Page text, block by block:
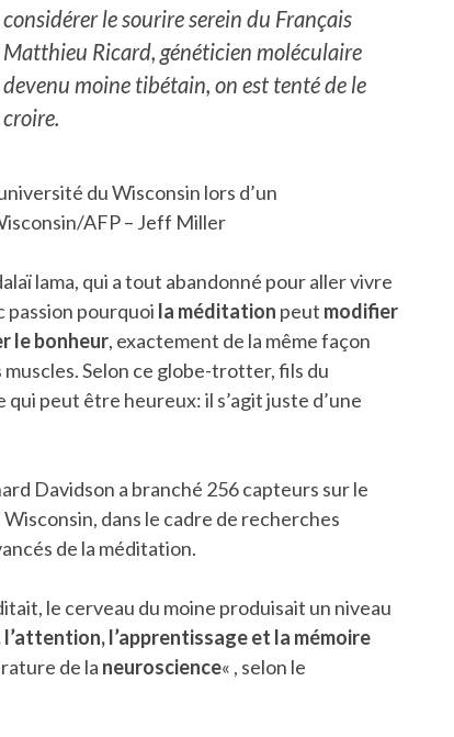
considérer le sourire serein du Français
Matthieu Ricard, généticien moléculaire
devenu moine tibétain, on est tenté de le
croire.
du Wisconsin lors d’un
AFP – Jeff Miller
lama, qui a tout abandonné pour aller vivre
passion pourquoi la méditation peut modifier
le bonheur, exactement de la même façon
Selon ce globe-trotter, fils du
peut être heureux: il s’agit juste d’une
Davidson a branché 256 capteurs sur le
dans le cadre de recherches
de la méditation.
le cerveau du moine produisait un niveau
l’attention, l’apprentissage et la mémoire
de la neuroscience« , selon le